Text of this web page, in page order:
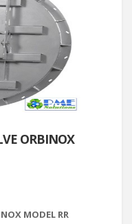
ORBINOX
MODEL RR